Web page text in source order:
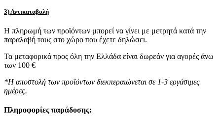
3) Αντικαταβολή
Η πληρωμή των προϊόντων μπορεί να γίνει με μετρητά κατά την
παραλαβή τους στο χώρο που έχετε δηλώσει.
Τα μεταφορικά προς όλη την Ελλάδα είναι δωρεάν για αγορές άνω
των 100 €
*Η αποστολή των προϊόντων διεκπεραιώνεται σε 1-3 εργάσιμες
ημέρες.
Πληροφορίες παράδοσης: